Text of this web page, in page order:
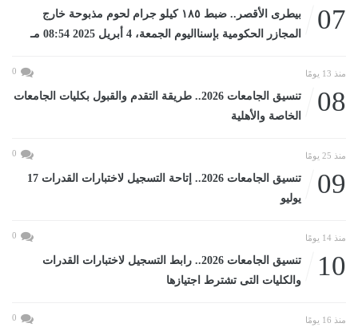
07
بيطرى الأقصر.. ضبط ١٨٥ كيلو جرام لحوم مذبوحة خارج
المجازر الحكومية بإسنااليوم الجمعة، 4 أبريل 2025 08:54 مـ
منذ 13 يومًا 0
08
تنسيق الجامعات 2026.. طريقة التقدم والقبول بكليات الجامعات
الخاصة والأهلية
منذ 25 يومًا 0
09
تنسيق الجامعات 2026.. إتاحة التسجيل لاختبارات القدرات 17
يوليو
منذ 14 يومًا 0
10
تنسيق الجامعات 2026.. رابط التسجيل لاختبارات القدرات
والكليات التى تشترط اجتيازها
منذ 16 يومًا 0